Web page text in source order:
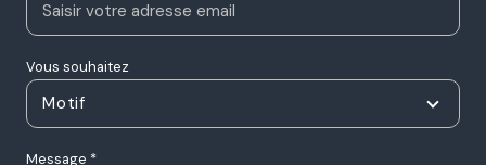
Vous souhaitez
Motif
Message *